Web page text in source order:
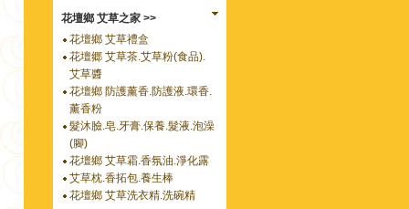
花壇鄉 艾草之家 >>
花壇鄉 艾草禮盒
花壇郷 艾草茶.艾草粉(食品).
艾草醬
花壇鄉 防護薰香.防護液.環香.
薰香粉
髮沐臉.皂.牙膏.保養.髮液.泡澡
(腳)
花壇鄉 艾草霜.香氛油.淨化露
艾草枕.香拓包.養生棒
花壇鄉 艾草洗衣精.洗碗精